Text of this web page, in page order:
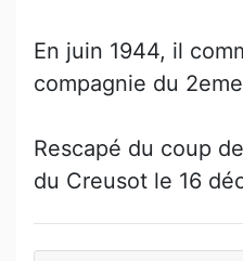
En juin 1944, il
compagnie du
Rescapé du coup
du Creusot le 16